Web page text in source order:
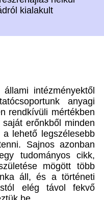
kialakult
intézményektől
anyagi
rendkívüli mértékben
erőnkből minden
a lehető legszélesebb
Sajnos azonban
tudományos cikk,
mögött több
áll, és a történeti
elég távol fekvő